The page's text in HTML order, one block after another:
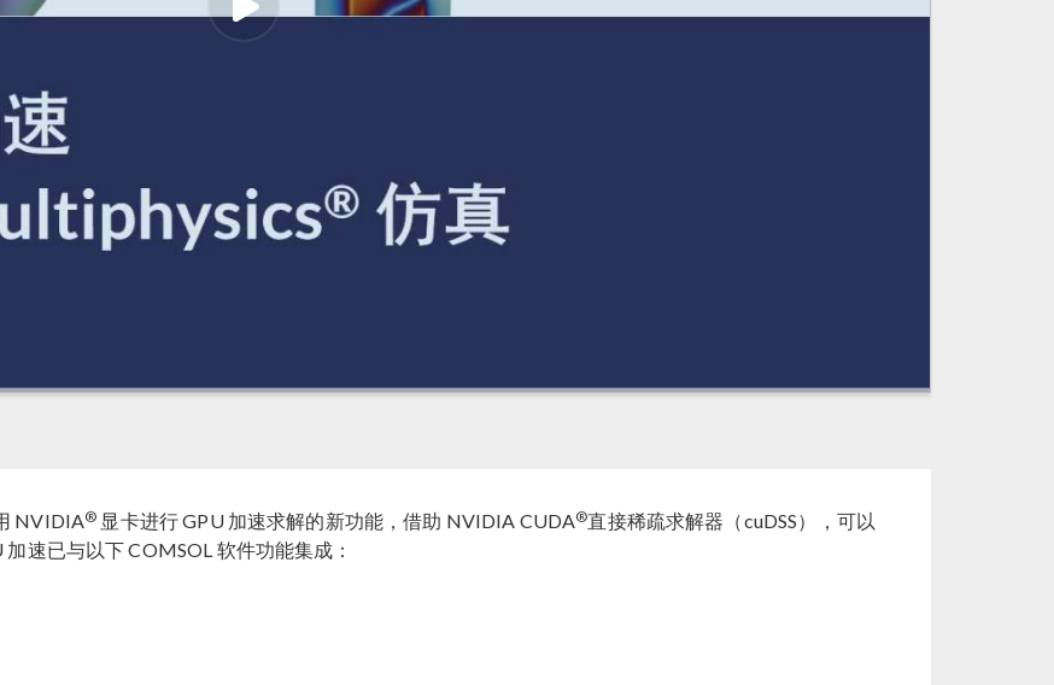
NVIDIA® 显卡进行 GPU 加速求解的新功能，借助 NVIDIA CUDA®直接稀疏求解器（cuDSS），可以
速已与以下 COMSOL 软件功能集成：